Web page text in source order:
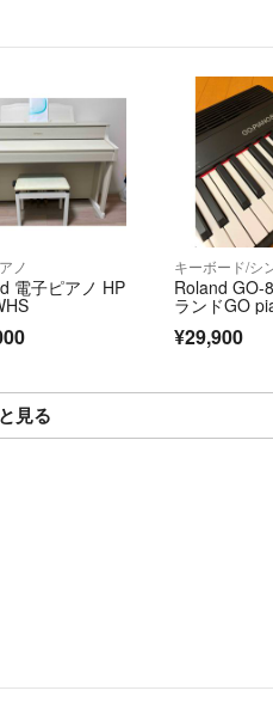
ノ
電子ピアノ HP Roland GO-
ランドGO
¥29,900
見る